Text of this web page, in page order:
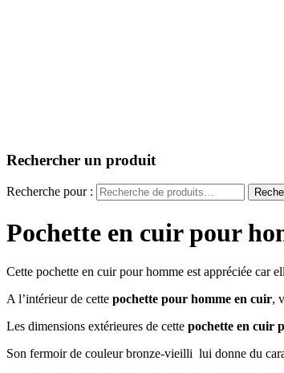
Rechercher un produit
Recherche pour :
Pochette en cuir pour
Cette pochette en cuir pour homme est appréciée car
A l’intérieur de cette pochette pour homme en cuir,
Les dimensions extérieures de cette pochette en cuir
Son fermoir de couleur bronze-vieilli lui donne du